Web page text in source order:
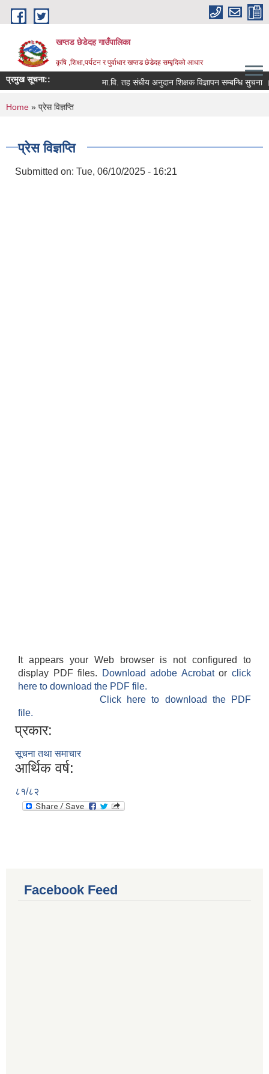
Skip to main content
खप्तड छेडेदह गाउँपालिका
कृषि ,शिक्षा,पर्यटन र पुर्वाधार खप्तड छेडेदह सम्बृदिको आधार
प्रमुख सूचना:: मा.वि. तह संधीय अनुदान शिक्षक विज्ञापन सम्बन्धि सुचना ।
You are here
Home » प्रेस विज्ञप्ति
प्रेस विज्ञप्ति
Submitted on: Tue, 06/10/2025 - 16:21
It appears your Web browser is not configured to
display PDF files.
Download adobe Acrobatorclick
here to download the PDF file.
Click here to download the PDF
file.
प्रकार:
सूचना तथा समाचार
आर्थिक वर्ष:
८१/८२
Facebook Feed